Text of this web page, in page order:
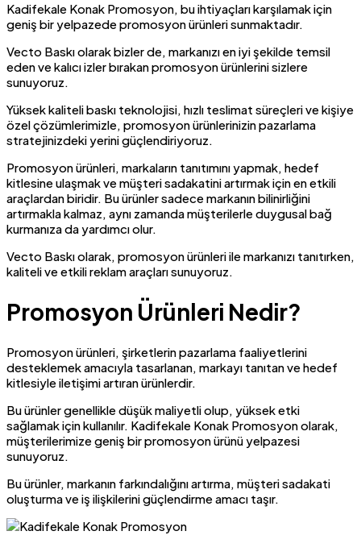
Kadifekale Konak Promosyon, bu ihtiyaçları karşılamak için
geniş bir yelpazede promosyon ürünleri sunmaktadır.
Vecto Baskı olarak bizler de, markanızı en iyi şekilde temsil
eden ve kalıcı izler bırakan promosyon ürünlerini sizlere
sunuyoruz.
Yüksek kaliteli baskı teknolojisi, hızlı teslimat süreçleri ve kişiye
özel çözümlerimizle, promosyon ürünlerinizin pazarlama
stratejinizdeki yerini güçlendiriyoruz.
Promosyon ürünleri, markaların tanıtımını yapmak, hedef
kitlesine ulaşmak ve müşteri sadakatini artırmak için en etkili
araçlardan biridir. Bu ürünler sadece markanın bilinirliğini
artırmakla kalmaz, aynı zamanda müşterilerle duygusal bağ
kurmanıza da yardımcı olur.
Vecto Baskı olarak, promosyon ürünleri ile markanızı tanıtırken,
kaliteli ve etkili reklam araçları sunuyoruz.
Promosyon Ürünleri Nedir?
Promosyon ürünleri, şirketlerin pazarlama faaliyetlerini
desteklemek amacıyla tasarlanan, markayı tanıtan ve hedef
kitlesiyle iletişimi artıran ürünlerdir.
Bu ürünler genellikle düşük maliyetli olup, yüksek etki
sağlamak için kullanılır. Kadifekale Konak Promosyon olarak,
müşterilerimize geniş bir promosyon ürünü yelpazesi
sunuyoruz.
Bu ürünler, markanın farkındalığını artırma, müşteri sadakati
oluşturma ve iş ilişkilerini güçlendirme amacı taşır.